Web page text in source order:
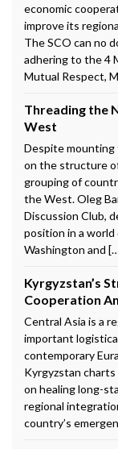
economic
improve its
The SCO can no
adhering to the 4
Mutual Respect,
Threading the
West
Despite mounting
on the structure
grouping of
the West. Oleg
Discussion Club,
position in a
Washington and
Kyrgyzstan’s
Cooperation
Central Asia is a
important
contemporary
Kyrgyzstan
on healing long-
regional
country’s